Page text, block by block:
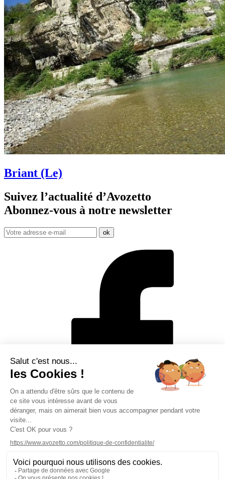
Briant (Le)
Suivez l’actualité d’Avozetto
Abonnez-vous à notre newsletter
Mentions légales
Politique de protection des données personnelles
CGV